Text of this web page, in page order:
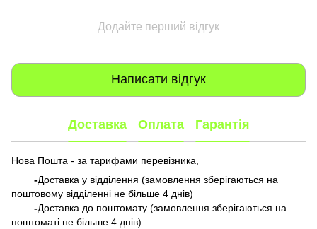
Додайте перший відгук
Написати відгук
Доставка Оплата Гарантія
Нова Пошта - за тарифами перевізника,
-Доставка у відділення (замовлення зберігаються на
поштовому відділенні не більше 4 днів)
-Доставка до поштомату (замовлення зберігаються на
поштоматі не більше 4 днів)